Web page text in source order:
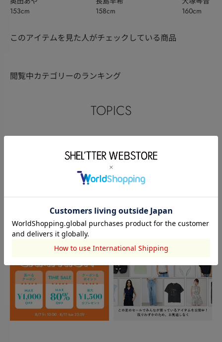
153cm
158cm
160cm
このアイテムを見た人がチェックしている商品
閲覧中カテゴリーのランキング
TOPICS